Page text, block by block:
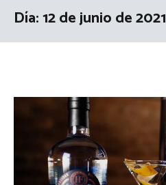
Día:12 de junio de 2021